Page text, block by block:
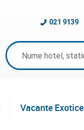
021 9139
Vacante Exotice